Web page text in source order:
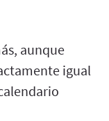
aunque
igual